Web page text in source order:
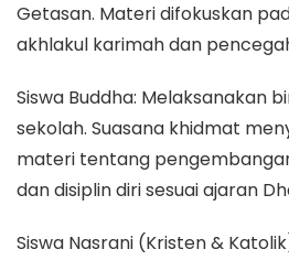
Getasan. Materi difokuskan
akhlakul karimah dan
Siswa Buddha: Melaksanakan
sekolah. Suasana khidmat
materi tentang
dan disiplin diri sesuai ajaran
Siswa Nasrani (Kristen &